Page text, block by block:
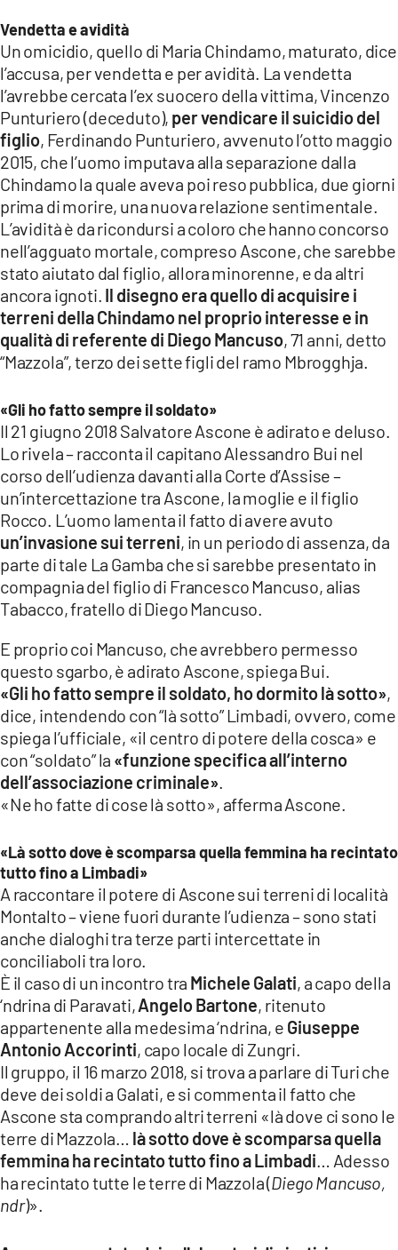
Vendetta e avidità
Un omicidio, quello di Maria Chindamo, maturato, dice
l’accusa, per vendetta e per avidità. La vendetta
l’avrebbe cercata l’ex suocero della vittima, Vincenzo
Punturiero (deceduto), per vendicare il suicidio del
figlio, Ferdinando Punturiero, avvenuto l’otto maggio
2015, che l’uomo imputava alla separazione dalla
Chindamo la quale aveva poi reso pubblica, due giorni
prima di morire, una nuova relazione sentimentale.
L’avidità è da ricondursi a coloro che hanno concorso
nell’agguato mortale, compreso Ascone, che sarebbe
stato aiutato dal figlio, allora minorenne, e da altri
ancora ignoti. Il disegno era quello di acquisire i
terreni della Chindamo nel proprio interesse e in
qualità di referente di Diego Mancuso, 71 anni, detto
“Mazzola”, terzo dei sette figli del ramo Mbrogghja.
«Gli ho fatto sempre il soldato»
Il 21 giugno 2018 Salvatore Ascone è adirato e deluso.
Lo rivela – racconta il capitano Alessandro Bui nel
corso dell’udienza davanti alla Corte d’Assise –
un’intercettazione tra Ascone, la moglie e il figlio
Rocco. L’uomo lamenta il fatto di avere avuto
un’invasione sui terreni, in un periodo di assenza, da
parte di tale La Gamba che si sarebbe presentato in
compagnia del figlio di Francesco Mancuso, alias
Tabacco, fratello di Diego Mancuso.
E proprio coi Mancuso, che avrebbero permesso
questo sgarbo, è adirato Ascone, spiega Bui.
«Gli ho fatto sempre il soldato, ho dormito là sotto»,
dice, intendendo con “là sotto” Limbadi, ovvero, come
spiega l’ufficiale, «il centro di potere della cosca» e
con “soldato” la «funzione specifica all’interno
dell’associazione criminale»
«Ne ho fatte di cose là sotto», afferma Ascone.
«Là sotto dove è scomparsa quella femmina ha recintato
tutto fino a Limbadi»
A raccontare il potere di Ascone sui terreni di località
Montalto – viene fuori durante l’udienza – sono stati
anche dialoghi tra terze parti intercettate in
conciliaboli tra loro.
È il caso di un incontro tra Michele Galati, a capo della
‘ndrina di Paravati,Angelo Bartone, ritenuto
appartenente alla medesima ‘ndrina, e Giuseppe
Antonio Accorinti, capo locale di Zungri.
Il gruppo, il 16 marzo 2018, si trova a parlare di Turi che
deve dei soldi a Galati, e si commenta il fatto che
Ascone sta comprando altri terreni «là dove ci sono le
terre di Mazzola… là sotto dove è scomparsa quella
femmina ha recintato tutto fino a Limbadi … Adesso
ha recintato tutte le terre di Mazzola (Diego Mancuso,
ndr)».